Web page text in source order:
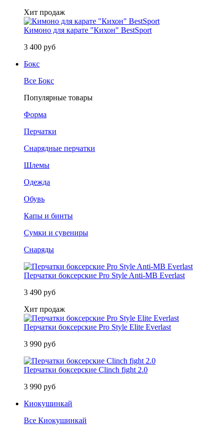
Хит продаж
Кимоно для карате "Кихон" BestSport
3 400 руб
Бокс
Все Бокс
Популярные товары
Форма
Перчатки
Снарядные перчатки
Шлемы
Одежда
Обувь
Капы и бинты
Сумки и сувениры
Снаряды
Перчатки боксерские Pro Style Anti-MB Everlast
3 490 руб
Хит продаж
Перчатки боксерские Pro Style Elite Everlast
3 990 руб
Перчатки боксерские Clinch fight 2.0
3 990 руб
Киокушинкай
Все Киокушинкай